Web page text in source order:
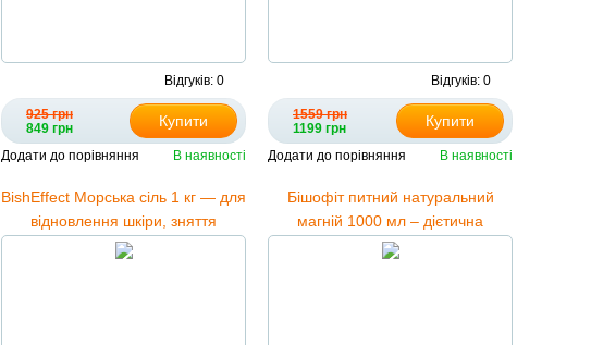
Відгуків: 0
925 грн
849 грн
Купити
Додати до порівняння В наявності
Відгуків: 0
1559 грн
1199 грн
Купити
Додати до порівняння В наявності
BishEffect Морська сіль 1 кг — для
відновлення шкіри, зняття
напруги та косметичних процедур
Бішофіт питний натуральний
магній 1000 мл – дієтична
добавка Бішофіт Полтавський